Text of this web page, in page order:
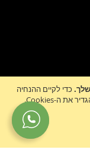
כדי לקיים ההנחיה
הרשמה לניוזלטר